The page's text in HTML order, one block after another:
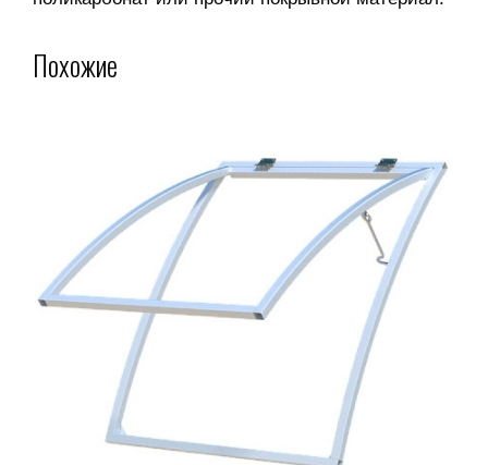
Похожие